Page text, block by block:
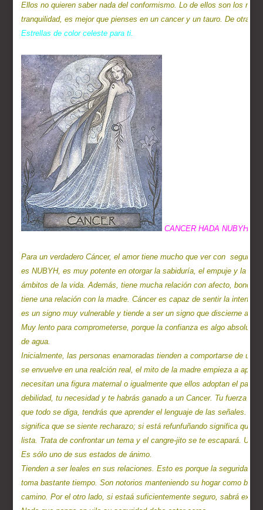
Ellos no quieren saber nada del conformismo. Lo de ellos son los
tranquilidad, es mejor que pienses en un cancer y un tauro. De otra
Estrellas de color celeste para ti.
Para un verdadero Cáncer, el amor tiene mucho que ver con
es NUBYH, es muy potente en otorgar la sabiduría, el empuje y la
ámbitos de la vida. Además, tiene mucha relación con afecto,
tiene una relación con la madre. Cáncer es capaz de sentir la intensa
es un signo muy vulnerable y tiende a ser un signo que discierne
Muy lento para comprometerse, porque la confianza es algo
de agua.
Inicialmente, las personas enamoradas tienden a comportarse de una
se envuelve en una realción real, el mito de la madre empieza a
necesitan una figura maternal o igualmente que ellos adoptan el papel
debilidad, tu necesidad y te habrás ganado a un Cancer. Tu fuerza le
que todo se diga, tendrás que aprender el lenguaje de las señales. Si
significa que se siente recharazo; si está refunfuñando significa que
lista. Trata de confrontar un tema y el cangre-jito se te escapará.
Es sólo uno de sus estados de ánimo.
Tienden a ser leales en sus relaciones. Esto es porque la seguridad
toma bastante tiempo. Son notorios manteniendo su hogar como
camino. Por el otro lado, si estaá suficientemente seguro, sabrá